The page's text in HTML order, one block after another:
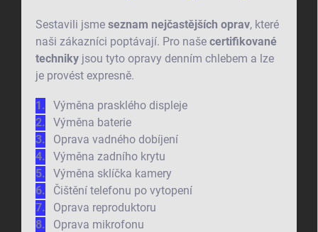
Sestavili jsme seznam nejčastějších oprav, které
naši zákazníci poptávají. Pro naše certifikované
techniky jsou tyto opravy denním chlebem a lze
je provést expresně.
Výměna prasklého displeje
Výměna baterie
Oprava vadného dobíjení
Výměna zadního krytu
Výměna sklíčka kamery
Čištění telefonu po vytopení
Oprava reproduktoru
Oprava mikrofonu